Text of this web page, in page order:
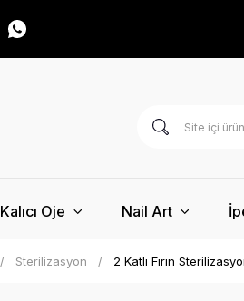
Kalıcı Oje Nail Art
Sterilizasyon 2 Katlı Fırın